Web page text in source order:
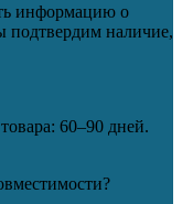
информацию о
наличие,
60–90 дней.